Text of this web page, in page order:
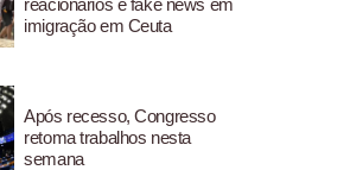
reacionários e fake news em
imigração em Ceuta
Após recesso, Congresso
retoma trabalhos nesta
semana